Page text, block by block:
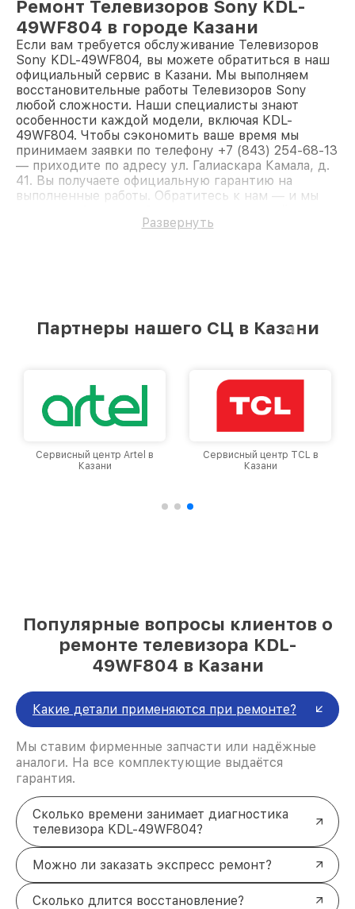
Ремонт Телевизоров Sony KDL-
49WF804 в городе Казани
Если вам требуется обслуживание Телевизоров
Sony KDL-49WF804, вы можете обратиться в наш
официальный сервис в Казани. Мы выполняем
восстановительные работы Телевизоров Sony
любой сложности. Наши специалисты знают
особенности каждой модели, включая KDL-
49WF804. Чтобы сэкономить ваше время мы
принимаем заявки по телефону +7 (843) 254-68-13
— приходите по адресу ул. Галиаскара Камала, д.
41. Вы получаете официальную гарантию на
выполненные работы. Обратитесь к нам — и мы
Развернуть
Партнеры нашего СЦ в Казани
Сервисный центр Artel в
Казани
Сервисный центр TCL в
Казани
Популярные вопросы клиентов о
ремонте телевизора KDL-
49WF804 в Казани
Какие детали применяются при ремонте?
Мы ставим фирменные запчасти или надёжные
аналоги. На все комплектующие выдаётся
гарантия.
Сколько времени занимает диагностика
телевизора KDL-49WF804?
Можно ли заказать экспресс ремонт?
Сколько длится восстановление?